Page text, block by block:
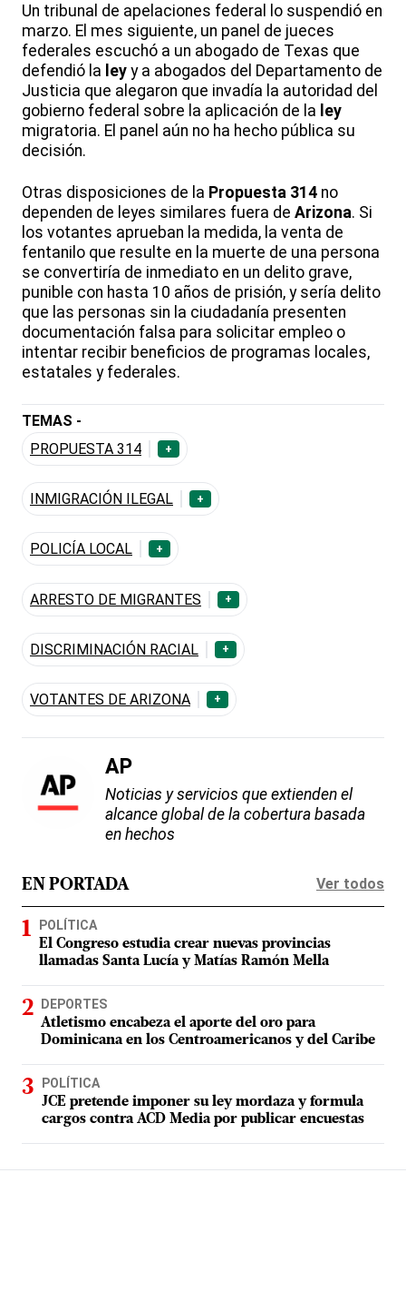
Un tribunal de apelaciones federal lo suspendió en
marzo. El mes siguiente, un panel de jueces
federales escuchó a un abogado de Texas que
defendió la ley y a abogados del Departamento de
Justicia que alegaron que invadía la autoridad del
gobierno federal sobre la aplicación de la ley
migratoria. El panel aún no ha hecho pública su
decisión.
Otras disposiciones de la Propuesta 314 no
dependen de leyes similares fuera de Arizona. Si
los votantes aprueban la medida, la venta de
fentanilo que resulte en la muerte de una persona
se convertiría de inmediato en un delito grave,
punible con hasta 10 años de prisión, y sería delito
que las personas sin la ciudadanía presenten
documentación falsa para solicitar empleo o
intentar recibir beneficios de programas locales,
estatales y federales.
TEMAS -
PROPUESTA 314
+
INMIGRACIÓN ILEGAL +
POLICÍA LOCAL +
ARRESTO DE MIGRANTES +
DISCRIMINACIÓN RACIAL +
VOTANTES DE ARIZONA +
AP
Noticias y servicios que extienden el
alcance global de la cobertura basada
en hechos
EN PORTADA Ver todos
POLÍTICA
El Congreso estudia crear nuevas provincias
llamadas Santa Lucía y Matías Ramón Mella
DEPORTES
Atletismo encabeza el aporte del oro para
Dominicana en los Centroamericanos y del Caribe
POLÍTICA
JCE pretende imponer su ley mordaza y formula
cargos contra ACD Media por publicar encuestas